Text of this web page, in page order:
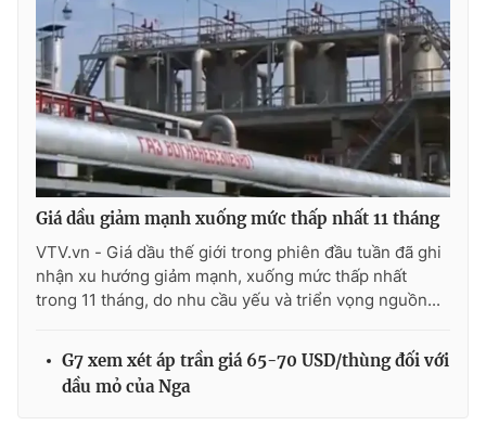
Giá dầu giảm mạnh xuống mức thấp nhất 11 tháng
VTV.vn - Giá dầu thế giới trong phiên đầu tuần đã ghi
nhận xu hướng giảm mạnh, xuống mức thấp nhất
trong 11 tháng, do nhu cầu yếu và triển vọng nguồn...
G7 xem xét áp trần giá 65-70 USD/thùng đối với
dầu mỏ của Nga